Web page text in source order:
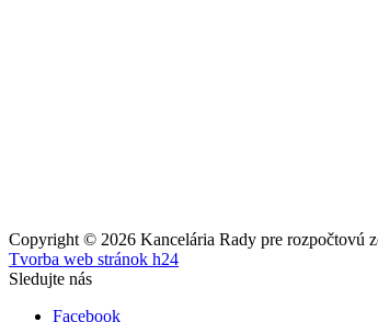
Copyright © 2026 Kancelária Rady pre rozpočtovú
Tvorba web stránok h24
Sledujte nás
Facebook